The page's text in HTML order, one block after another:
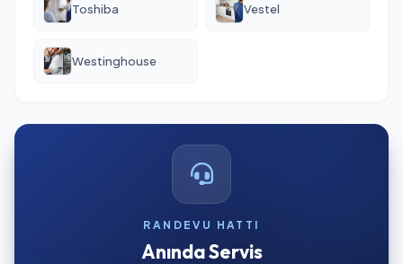
Toshiba Vestel
Westinghouse
RANDEVU HATTI
Anında Servis